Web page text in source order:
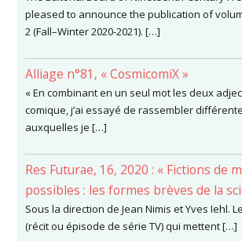
pleased to announce the publication of
2 (Fall–Winter 2020-2021). […]
Alliage n°81, « CosmicomiX »
« En combinant en un seul mot les deux
comique, j’ai essayé de rassembler
auxquelles je […]
Res Futurae, 16, 2020 : « Fictions de
possibles : les formes brèves de la
Sous la direction de Jean Nimis et Yves Iehl.
(récit ou épisode de série TV) qui mettent […]